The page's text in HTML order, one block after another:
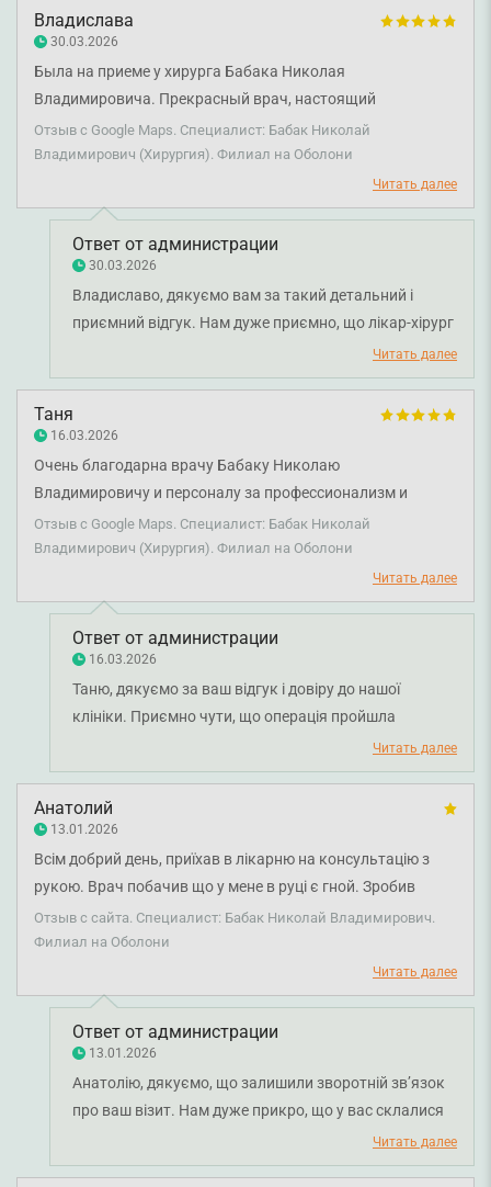
Раді, що лікар зміг не лише допомогти у вирішенні
проблеми, а й створити спокійну та довірливу
атмосферу під час консультації. Бажаємо вам
міцного здоров'я!
Владислава
30.03.2026
Была на приеме у хирурга Бабака Николая
Владимировича. Прекрасный врач, настоящий
профессионал своего дела! Очень быстро провел
операцию по удалению атеромы, щека даже не болела ни
после операции, ни в период заживления. Шелчик
получился очень аккуратный и тоненький (хотя
образование было как грецкий орех). Можно не
переживать, что останется видный шрам. Врач и
ассистентка очень приятные люди, не успела даже
испугаться. Осталась очень очень довольна, большое
Отзыв с Google Maps. Специалист: Бабак Николай
Владимирович (Хирургия). Филиал на Оболони
Читать далее
Ответ от администрации
30.03.2026
Владиславо, дякуємо вам за такий детальний і
приємний відгук. Нам дуже приємно, що лікар-хірург
Микола Бабак та його асистентка змогли створити
комфортну атмосферу, провести операцію швидко та
акуратно, а процес загоєння пройшов безболісно.
Бажаємо вам міцного здоров'я!
Читать далее
Таня
16.03.2026
Очень благодарна врачу Бабаку Николаю
Владимировичу и персоналу за профессионализм и
внимательное отношение. Операция по удалению кисты
под рукой прошла быстро и безболезненно. Врач все
подробно объяснил, поддерживал и создал чувство
полного доверия. Результатом очень довольна, искренне
рекомендую!
Отзыв с Google Maps. Специалист: Бабак Николай
Владимирович (Хирургия). Филиал на Оболони
Читать далее
Ответ от администрации
16.03.2026
Таню, дякуємо за ваш відгук і довіру до нашої
клініки. Приємно чути, що операція пройшла
швидко, безболісно та в комфортній атмосфері, а
лікар-хірург Микола Бабак і наш персонал
забезпечили вам професійне та уважне ставлення.
Бажаємо вам міцного здоров'я!
Читать далее
Анатолий
13.01.2026
Всім добрий день, приїхав в лікарню на консультацію з
рукою. Врач побачив що у мене в руці є гной. Зробив
операцію , після которой в мене 3 дня температура под 40 .
Отзыв с сайта. Специалист: Бабак Николай Владимирович.
Филиал на Оболони
Читать далее
Ответ от администрации
13.01.2026
Анатолію, дякуємо, що залишили зворотній звʼязок
про ваш візит. Нам дуже прикро, що у вас склалися
такі враження про лікаря. Передали ваш відгук у
відділ контролю якості для якнайскорішого
Читать далее